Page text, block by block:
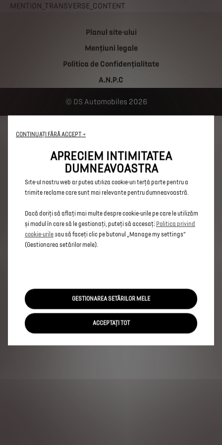
MENTION_TRANSVERSE_CONTENT
Planul site-ului
Mențiuni legale
Politica de Confidențialitate
A.N.P.C
DS Automobiles 2026
CONTINUAȚI FĂRĂ ACCEPT →
APRECIEM INTIMITATEA
DUMNEAVOASTRA
experiență pe site-ul nostru web. Cookie-urile ne permit să vă oferim
accesibilitatea. Acestea îmbunătățesc capacitatea de utilizare și
performanța prin diferite funcții, precum recunoașterea limbii,
rezultatele căutării și, prin urmare, îmbunătățesc ceea ce vă oferim.
Site-ul nostru web ar putea utiliza cookie-uri terță parte pentru a
trimite reclame care sunt mai relevante pentru dumneavoastră.
Dacă doriți să aflați mai multe despre cookie-urile pe care le utilizăm
și modul în care să le gestionați, puteți să accesați Politica privind
cookie-urilesau să faceți clic pe butonul „Manage my settings”
(Gestionarea setărilor mele).
GESTIONAREA SETĂRILOR MELE
ACCEPTAȚI TOT